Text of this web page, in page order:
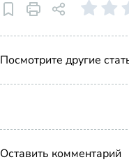
Посмотрите другие
Оставить комментарий